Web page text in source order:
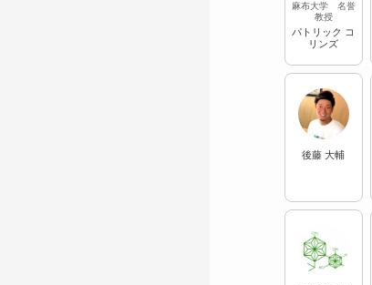
麻布大学 名誉
教授
パトリック コ
リンズ
後藤 大輔